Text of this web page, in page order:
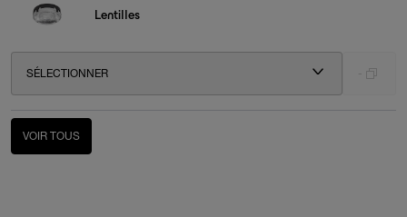
Lentilles
SÉLECTIONNER
VOIR TOUS